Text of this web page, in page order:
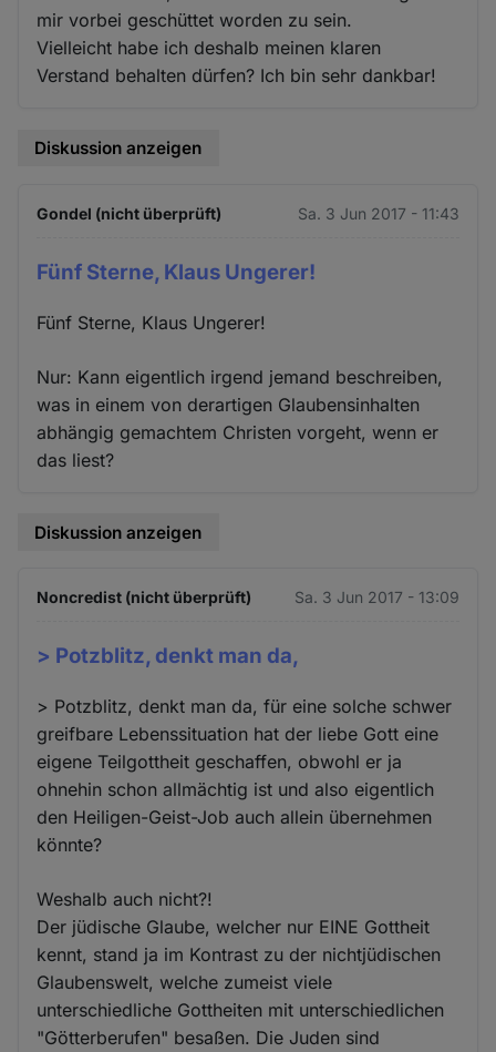
mir vorbei geschüttet worden zu sein.
Vielleicht habe ich deshalb meinen klaren
Verstand behalten dürfen? Ich bin sehr dankbar!
Diskussion anzeigen
Gondel (nicht überprüft) Sa. 3 Jun 2017 - 11:43
Fünf Sterne, Klaus Ungerer!
Fünf Sterne, Klaus Ungerer!
Nur: Kann eigentlich irgend jemand beschreiben,
was in einem von derartigen Glaubensinhalten
abhängig gemachtem Christen vorgeht, wenn er
das liest?
Diskussion anzeigen
Noncredist (nicht überprüft) Sa. 3 Jun 2017 - 13:09
> Potzblitz, denkt man da,
> Potzblitz, denkt man da, für eine solche schwer
greifbare Lebenssituation hat der liebe Gott eine
eigene Teilgottheit geschaffen, obwohl er ja
ohnehin schon allmächtig ist und also eigentlich
den Heiligen-Geist-Job auch allein übernehmen
könnte?
Weshalb auch nicht?!
Der jüdische Glaube, welcher nur EINE Gottheit
kennt, stand ja im Kontrast zu der nichtjüdischen
Glaubenswelt, welche zumeist viele
unterschiedliche Gottheiten mit unterschiedlichen
"Götterberufen" besaßen. Die Juden sind